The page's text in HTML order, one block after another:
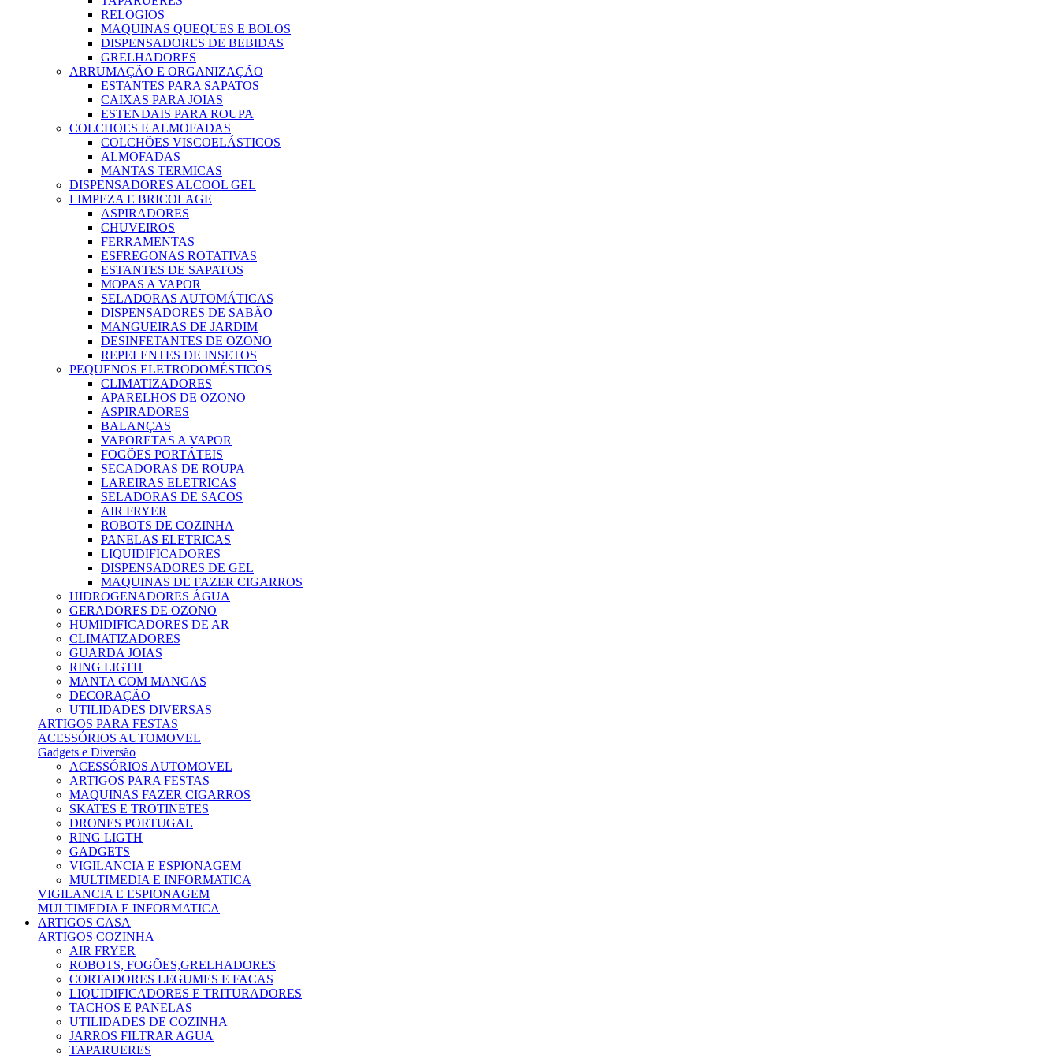
RELOGIOS
MAQUINAS QUEQUES E BOLOS
DISPENSADORES DE BEBIDAS
GRELHADORES
ARRUMAÇÃO E ORGANIZAÇÃO
ESTANTES PARA SAPATOS
CAIXAS PARA JOIAS
ESTENDAIS PARA ROUPA
COLCHOES E ALMOFADAS
COLCHÕES VISCOELÁSTICOS
ALMOFADAS
MANTAS TERMICAS
DISPENSADORES ALCOOL GEL
LIMPEZA E BRICOLAGE
ASPIRADORES
CHUVEIROS
FERRAMENTAS
ESFREGONAS ROTATIVAS
ESTANTES DE SAPATOS
MOPAS A VAPOR
SELADORAS AUTOMÁTICAS
DISPENSADORES DE SABÃO
MANGUEIRAS DE JARDIM
DESINFETANTES DE OZONO
REPELENTES DE INSETOS
PEQUENOS ELETRODOMÉSTICOS
CLIMATIZADORES
APARELHOS DE OZONO
ASPIRADORES
BALANÇAS
VAPORETAS A VAPOR
FOGÕES PORTÁTEIS
SECADORAS DE ROUPA
LAREIRAS ELETRICAS
SELADORAS DE SACOS
AIR FRYER
ROBOTS DE COZINHA
PANELAS ELETRICAS
LIQUIDIFICADORES
DISPENSADORES DE GEL
MAQUINAS DE FAZER CIGARROS
HIDROGENADORES ÁGUA
GERADORES DE OZONO
HUMIDIFICADORES DE AR
CLIMATIZADORES
GUARDA JOIAS
RING LIGTH
MANTA COM MANGAS
DECORAÇÃO
UTILIDADES DIVERSAS
ARTIGOS PARA FESTAS
ACESSÓRIOS AUTOMOVEL
Gadgets e Diversão
ACESSÓRIOS AUTOMOVEL
ARTIGOS PARA FESTAS
MAQUINAS FAZER CIGARROS
SKATES E TROTINETES
DRONES PORTUGAL
RING LIGTH
GADGETS
VIGILANCIA E ESPIONAGEM
MULTIMEDIA E INFORMATICA
VIGILANCIA E ESPIONAGEM
MULTIMEDIA E INFORMATICA
ARTIGOS CASA
ARTIGOS COZINHA
AIR FRYER
ROBOTS, FOGÕES,GRELHADORES
CORTADORES LEGUMES E FACAS
LIQUIDIFICADORES E TRITURADORES
TACHOS E PANELAS
UTILIDADES DE COZINHA
JARROS FILTRAR AGUA
TAPARUERES